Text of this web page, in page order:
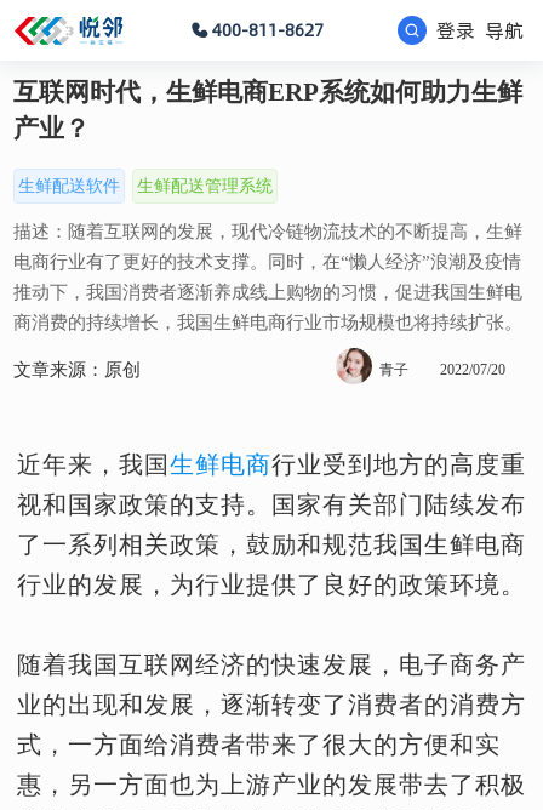
400-811-8627 登录 导航
互联网时代，生鲜电商ERP系统如何助力生鲜
产业？
生鲜配送软件 生鲜配送管理系统
描述：随着互联网的发展，现代冷链物流技术的不断提高，生鲜
电商行业有了更好的技术支撑。同时，在“懒人经济”浪潮及疫情
推动下，我国消费者逐渐养成线上购物的习惯，促进我国生鲜电
商消费的持续增长，我国生鲜电商行业市场规模也将持续扩张。
文章来源：原创 青子 2022/07/20
近年来，我国生鲜电商行业受到地方的高度重
视和国家政策的支持。国家有关部门陆续发布
了一系列相关政策，鼓励和规范我国生鲜电商
行业的发展，为行业提供了良好的政策环境。
随着我国互联网经济的快速发展，电子商务产
业的出现和发展，逐渐转变了消费者的消费方
式，一方面给消费者带来了很大的方便和实
惠，另一方面也为上游产业的发展带去了积极